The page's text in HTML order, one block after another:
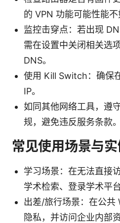
的 VPN 功能可能性能不
监控击穿点：若出现
需在设置中关闭相关选
DNS。
使用 Kill Switch：确保
IP。
如同其他网络工具，遵
规，避免违反服务条款。
常见使用场景与实
学习场景：在无法直接
学术检索、登录学术平
出差/旅行场景：在公共
隐私，并访问企业内部